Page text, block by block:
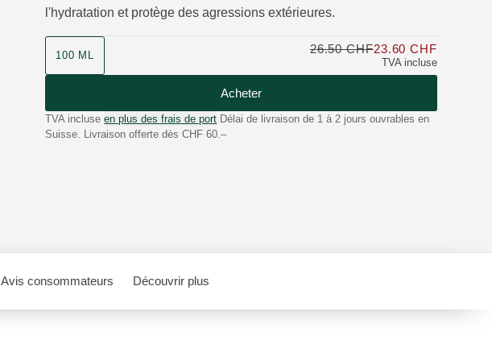
l'hydratation et protège des agressions extérieures.
100 ML
TVA incluse
26.50 CHF23.60 CHF
Acheter
TVA incluse en plus des frais de port Délai de livraison de 1 à 2 jours ouvrables en
Suisse. Livraison offerte dès CHF 60.–
Avis consommateurs Découvrir plus